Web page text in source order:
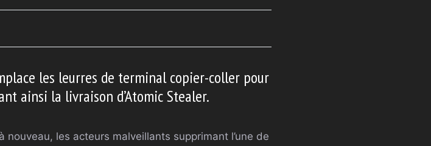
les leurres de terminal copier-coller pour
ainsi la livraison d’Atomic Stealer.
les acteurs malveillants supprimant l’une de